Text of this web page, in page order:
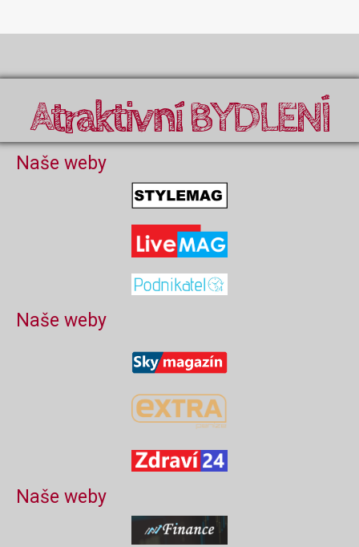
Atraktivní BYDLENÍ
Naše weby
Naše weby
Naše weby